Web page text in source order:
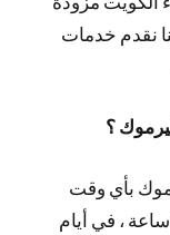
نقدم خدمات
؟
بأي وقت
ترغب به ، فخدمتنا متواجدة على مدار 24 ساعة ، في أيام